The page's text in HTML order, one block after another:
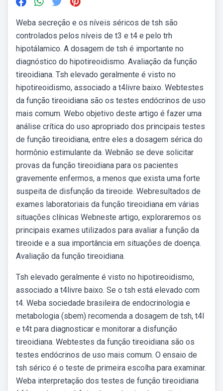
Weba secreção e os níveis séricos de tsh são
controlados pelos níveis de t3 e t4 e pelo trh
hipotálamico. A dosagem de tsh é importante no
diagnóstico do hipotireoidismo. Avaliação da função
tireoidiana. Tsh elevado geralmente é visto no
hipotireoidismo, associado a t4livre baixo. Webtestes
da função tireoidiana são os testes endócrinos de uso
mais comum. Webo objetivo deste artigo é fazer uma
análise crítica do uso apropriado dos principais testes
de função tireoidiana, entre eles a dosagem sérica do
hormônio estimulante da. Webnão se deve solicitar
provas da função tireoidiana para os pacientes
gravemente enfermos, a menos que exista uma forte
suspeita de disfunção da tireoide. Webresultados de
exames laboratoriais da função tireoidiana em várias
situações clínicas Webneste artigo, exploraremos os
principais exames utilizados para avaliar a função da
tireoide e a sua importância em situações de doença.
Avaliação da função tireoidiana.
Tsh elevado geralmente é visto no hipotireoidismo,
associado a t4livre baixo. Se o tsh está elevado com
t4. Weba sociedade brasileira de endocrinologia e
metabologia (sbem) recomenda a dosagem de tsh, t4l
e t4t para diagnosticar e monitorar a disfunção
tireoidiana. Webtestes da função tireoidiana são os
testes endócrinos de uso mais comum. O ensaio de
tsh sérico é o teste de primeira escolha para examinar.
Weba interpretação dos testes de função tireoidiana